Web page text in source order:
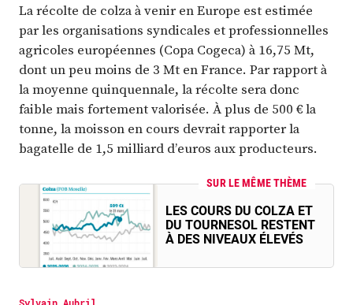
La récolte de colza à venir en Europe est estimée
par les organisations syndicales et professionnelles
agricoles européennes (Copa Cogeca) à 16,75 Mt,
dont un peu moins de 3 Mt en France. Par rapport à
la moyenne quinquennale, la récolte sera donc
faible mais fortement valorisée. À plus de 500 € la
tonne, la moisson en cours devrait rapporter la
bagatelle de 1,5 milliard d’euros aux producteurs.
SUR LE MÊME THÈME
LES COURS DU COLZA ET
DU TOURNESOL RESTENT
À DES NIVEAUX ÉLEVÉS
Sylvain Aubril